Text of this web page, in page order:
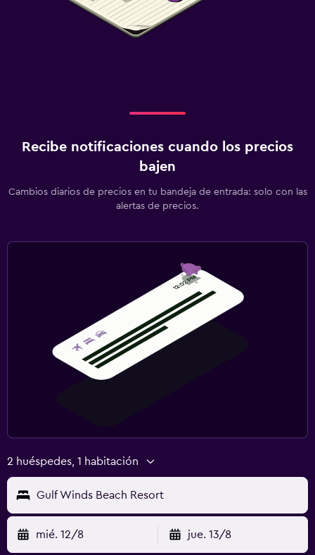
Recibe notificaciones cuando los precios
bajen
Cambios diarios de precios en tu bandeja de entrada: solo con las
alertas de precios.
2 huéspedes, 1 habitación
Gulf Winds Beach Resort
mié. 12/8 jue. 13/8